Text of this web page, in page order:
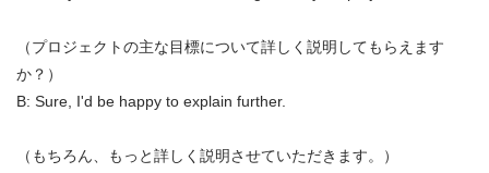
（プロジェクトの主な目標について詳しく説明してもらえます
か？）
B: Sure, I'd be happy to explain further.
（もちろん、もっと詳しく説明させていただきます。）